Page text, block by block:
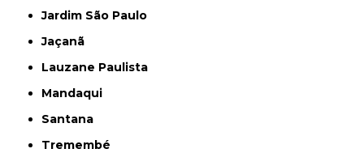
Jardim São Paulo
Jaçanã
Lauzane Paulista
Mandaqui
Santana
Tremembé